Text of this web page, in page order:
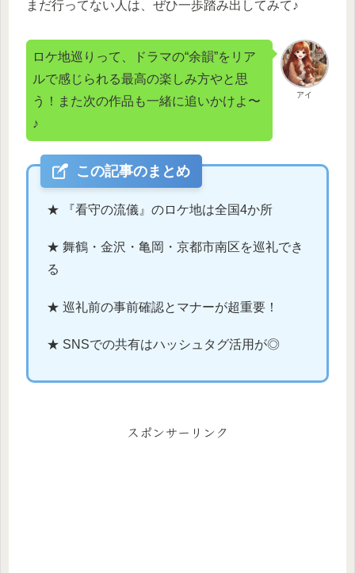
まだ行ってない人は、ぜひ一歩踏み出してみて♪
アイ
ロケ地巡りって、ドラマの“余韻”をリア
ルで感じられる最高の楽しみ方やと思
う！また次の作品も一緒に追いかけよ〜
♪
この記事のまとめ
★ 『看守の流儀』のロケ地は全国4か所
★ 舞鶴・金沢・亀岡・京都市南区を巡礼でき
る
★ 巡礼前の事前確認とマナーが超重要！
★ SNSでの共有はハッシュタグ活用が◎
スポンサーリンク